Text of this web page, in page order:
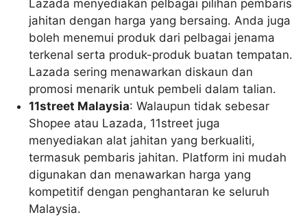
Lazada menyediakan pelbagai pilihan pembaris
jahitan dengan harga yang bersaing. Anda juga
boleh menemui produk dari pelbagai jenama
terkenal serta produk-produk buatan tempatan.
Lazada sering menawarkan diskaun dan
promosi menarik untuk pembeli dalam talian.
11street Malaysia: Walaupun tidak sebesar
Shopee atau Lazada, 11street juga
menyediakan alat jahitan yang berkualiti,
termasuk pembaris jahitan. Platform ini mudah
digunakan dan menawarkan harga yang
kompetitif dengan penghantaran ke seluruh
Malaysia.